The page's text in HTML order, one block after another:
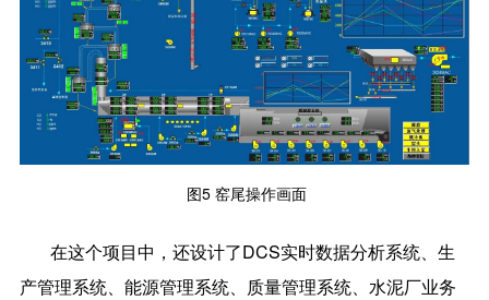
图5 窑尾操作画面
在这个项目中，还设计了DCS实时数据分析系统、生
产管理系统、能源管理系统、质量管理系统、水泥厂业务